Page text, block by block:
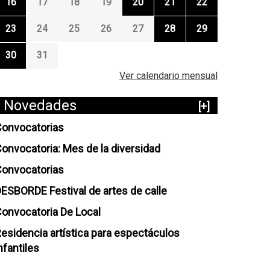
23 24 25 26 27 28 29
30
31
Ver calendario mensual
Novedades
[+]
Mes de la diversidad
Festival de artes de calle
De Local
artística para espectáculos